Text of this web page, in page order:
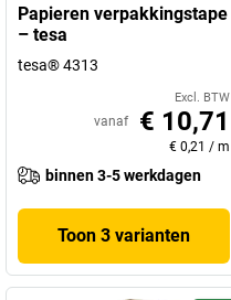
Papieren verpakkingstape
– tesa
tesa® 4313
Excl. BTW
vanaf € 10,71
€ 0,21 / m
binnen 3-5 werkdagen
Toon 3 varianten